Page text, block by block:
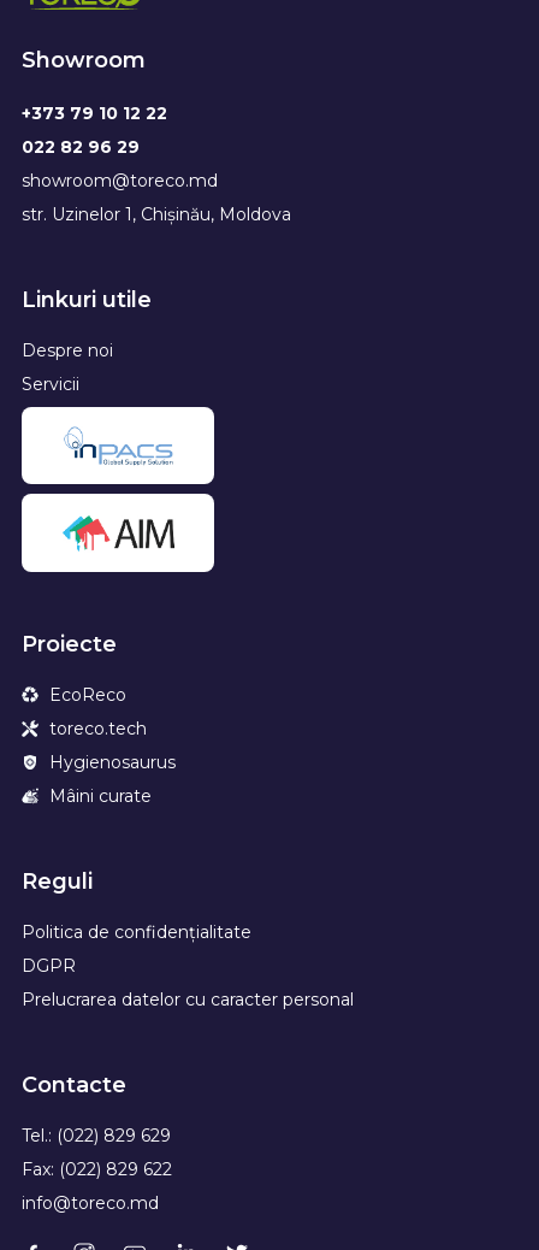
Showroom
+373 79 10 12 22
022 82 96 29
showroom@toreco.md
str. Uzinelor 1, Chișinău, Moldova
Linkuri utile
Despre noi
Servicii
Proiecte
EcoReco
toreco.tech
Hygienosaurus
Mâini curate
Reguli
Politica de confidențialitate
DGPR
Prelucrarea datelor cu caracter personal
Contacte
Tel.: (022) 829 629
Fax: (022) 829 622
info@toreco.md